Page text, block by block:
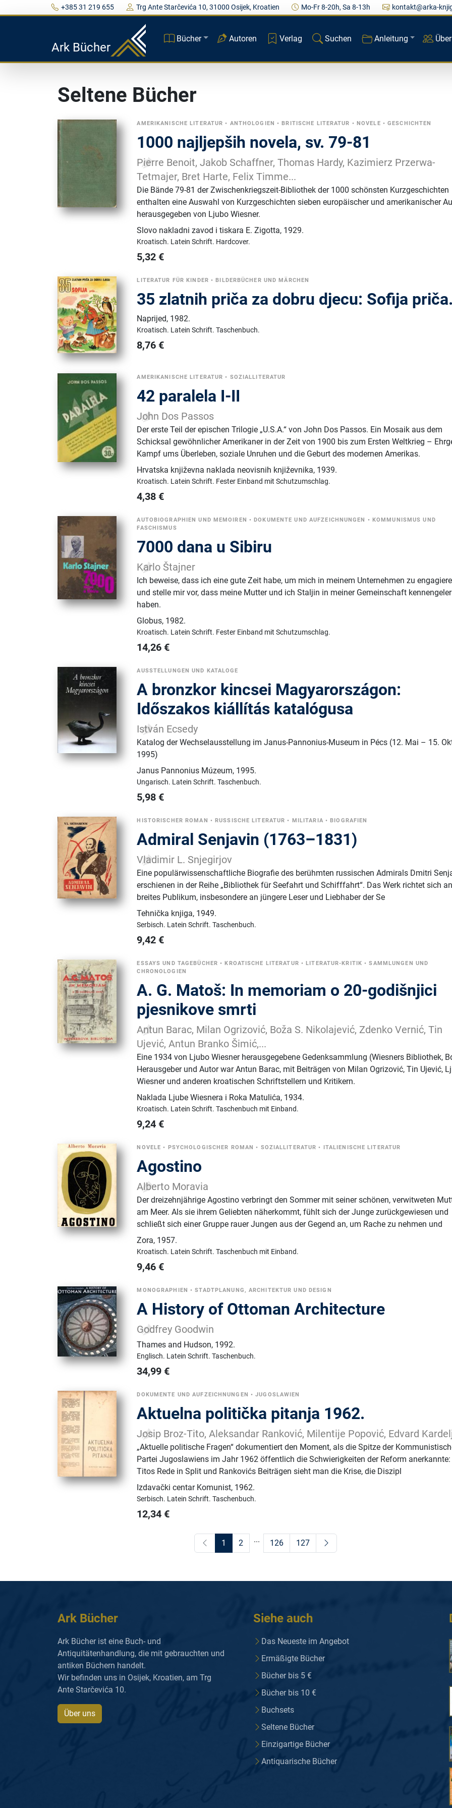
+385 31 219 655 Trg Ante Starčevića 10, 31000 Osijek, Kroatien Mo-Fr 8-20h, Sa 8-13h kontakt@arka-
Ark Bücher
Bücher Autoren Verlag Suchen Anleitung
Seltene Bücher
AMERIKANISCHE LITERATUR • ANTHOLOGIEN •BRITISCHE LITERATUR • NOVELE •GESCHICHTEN
1000 najljepših novela, sv. 79-81
Pierre Benoit, Jakob Schaffner, Thomas Hardy, Kazimierz Przerwa-
Tetmajer, Bret Harte, Felix Timme...
Die Bände 79-81 der Zwischenkriegszeit-Bibliothek der 1000 schönsten Kurzgeschichten
enthalten eine Auswahl von Kurzgeschichten sieben europäischer und amerikanischer
herausgegeben von Ljubo Wiesner.
Slovo nakladni zavod i tiskara E. Zigotta, 1929.
Kroatisch. Latein Schrift. Hardcover.
5,32 €
LITERATUR FÜR KINDER •BILDERBÜCHER UND MÄRCHEN
35 zlatnih priča za dobru djecu: Sofija
Naprijed, 1982.
Kroatisch. Latein Schrift.Taschenbuch.
8,76 €
AMERIKANISCHE LITERATUR • SOZIALLITERATUR
42 paralela I-II
John Dos Passos
Der erste Teil der epischen Trilogie „U.S.A.“ von John Dos Passos. Ein Mosaik aus dem
Schicksal gewöhnlicher Amerikaner in der Zeit von 1900 bis zum Ersten Weltkrieg –
Kampf ums Überleben, soziale Unruhen und die Geburt des modernen Amerikas.
Hrvatska književna naklada neovisnih književnika, 1939.
Kroatisch. Latein Schrift. Fester Einband mit Schutzumschlag.
4,38 €
AUTOBIOGRAPHIEN UND MEMOIREN • DOKUMENTE UND AUFZEICHNUNGEN • KOMMUNISMUS UND
FASCHISMUS
7000 dana u Sibiru
Karlo Štajner
Ich beweise, dass ich eine gute Zeit habe, um mich in meinem Unternehmen zu
und stelle mir vor, dass meine Mutter und ich Staljin in meiner Gemeinschaft
haben.
Globus, 1982.
Kroatisch. Latein Schrift. Fester Einband mit Schutzumschlag.
14,26 €
AUSSTELLUNGEN UND KATALOGE
A ​bronzkor kincsei Magyarországon:
Időszakos kiállítás katalógusa
István Ecsedy
Katalog der Wechselausstellung im Janus-Pannonius-Museum in Pécs (12. Mai – 15.
1995)
Janus Pannonius Múzeum, 1995.
Ungarisch. Latein Schrift.Taschenbuch.
5,98 €
HISTORISCHER ROMAN • RUSSISCHE LITERATUR • MILITARIA • BIOGRAFIEN
Admiral Senjavin (1763–1831)
Vladimir L. Snjegirjov
Eine populärwissenschaftliche Biografie des berühmten russischen Admirals Dmitri
erschienen in der Reihe „Bibliothek für Seefahrt und Schifffahrt“. Das Werk richtet sich
breites Publikum, insbesondere an jüngere Leser und Liebhaber der Se
Tehnička knjiga, 1949.
Serbisch. Latein Schrift.Taschenbuch.
9,42 €
ESSAYS UND TAGEBÜCHER • KROATISCHE LITERATUR • LITERATUR-KRITIK •SAMMLUNGEN UND
CHRONOLOGIEN
A. G. Matoš: In memoriam o 20-godišnjici
pjesnikove smrti
Antun Barac, Milan Ogrizović, Boža S. Nikolajević, Zdenko Vernić, Tin
Ujević, Antun Branko Šimić,...
Eine 1934 von Ljubo Wiesner herausgegebene Gedenksammlung (Wiesners Bibliothek,
Herausgeber und Autor war Antun Barac, mit Beiträgen von Milan Ogrizović, Tin Ujević,
Wiesner und anderen kroatischen Schriftstellern und Kritikern.
Naklada Ljube Wiesnera i Roka Matulića, 1934.
Kroatisch. Latein Schrift.Taschenbuch mit Einband.
9,24 €
NOVELE • PSYCHOLOGISCHER ROMAN • SOZIALLITERATUR • ITALIENISCHE LITERATUR
Agostino
Alberto Moravia
Der dreizehnjährige Agostino verbringt den Sommer mit seiner schönen, verwitweten
am Meer. Als sie ihrem Geliebten näherkommt, fühlt sich der Junge zurückgewiesen und
schließt sich einer Gruppe rauer Jungen aus der Gegend an, um Rache zu nehmen und
Zora, 1957.
Kroatisch. Latein Schrift.Taschenbuch mit Einband.
9,46 €
MONOGRAPHIEN •STADTPLANUNG, ARCHITEKTUR UND DESIGN
A History of Ottoman Architecture
Godfrey Goodwin
Thames and Hudson, 1992.
Englisch. Latein Schrift.Taschenbuch.
34,99 €
DOKUMENTE UND AUFZEICHNUNGEN •JUGOSLAWIEN
Aktuelna politička pitanja 1962.
Josip Broz-Tito, Aleksandar Ranković, Milentije Popović, Edvard
„Aktuelle politische Fragen“ dokumentiert den Moment, als die Spitze der
Partei Jugoslawiens im Jahr 1962 öffentlich die Schwierigkeiten der Reform
Titos Rede in Split und Rankovićs Beiträgen sieht man die Krise, die Diszipl
Izdavački centar Komunist, 1962.
Serbisch. Latein Schrift.Taschenbuch.
12,34 €
1 2 ... 126 127
Ark Bücher
Ark Bücher ist eine Buch- und
Antiquitätenhandlung, die mit gebrauchten und
antiken Büchern handelt.
Wir befinden uns in Osijek, Kroatien, am Trg
Ante Starčevića 10.
Über uns
Siehe auch
Das Neueste im Angebot
Ermäßigte Bücher
Bücher bis 5 €
Bücher bis 10 €
Buchsets
Seltene Bücher
Einzigartige Bücher
Antiquarische Bücher